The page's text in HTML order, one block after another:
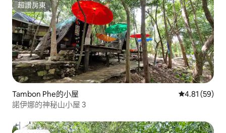
超讚房東
超讚房東
Tambon Phe的小屋 從 59 則評價
4.81 (59)
諾伊娜的神秘山小屋 3